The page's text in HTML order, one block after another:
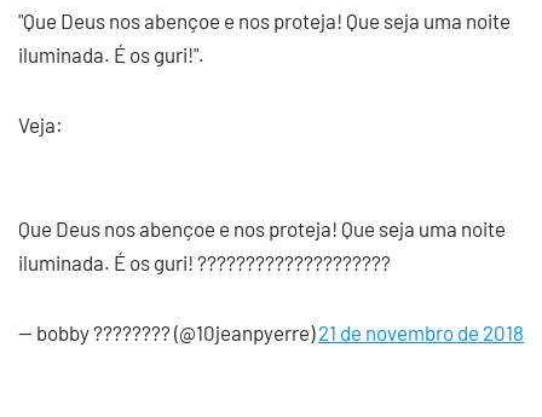
"Que Deus nos abençoe e nos proteja! Que seja uma noite
iluminada. É os guri!".
Veja:
Que Deus nos abençoe e nos proteja! Que seja uma noite
iluminada. É os guri! ????????????????????
— bobby ???????? (@10jeanpyerre)21 de novembro de 2018